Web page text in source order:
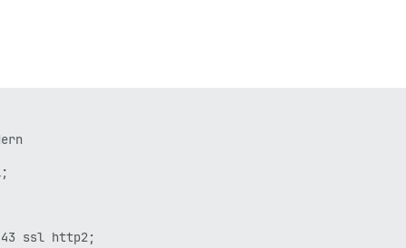
ssl http2;